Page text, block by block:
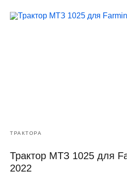
ТРАКТОРА
Трактор МТЗ 1025 для
2022